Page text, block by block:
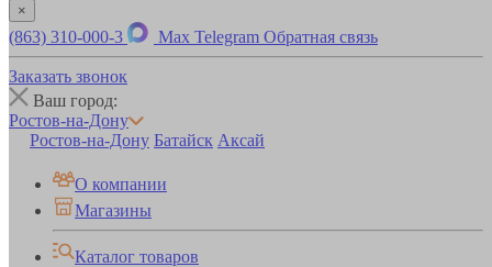
×
(863) 310-000-3 Max Telegram Обратная связь
Заказать звонок
Ваш город:
Ростов-на-Дону
Ростов-на-Дону Батайск Аксай
О компании
Магазины
Каталог товаров